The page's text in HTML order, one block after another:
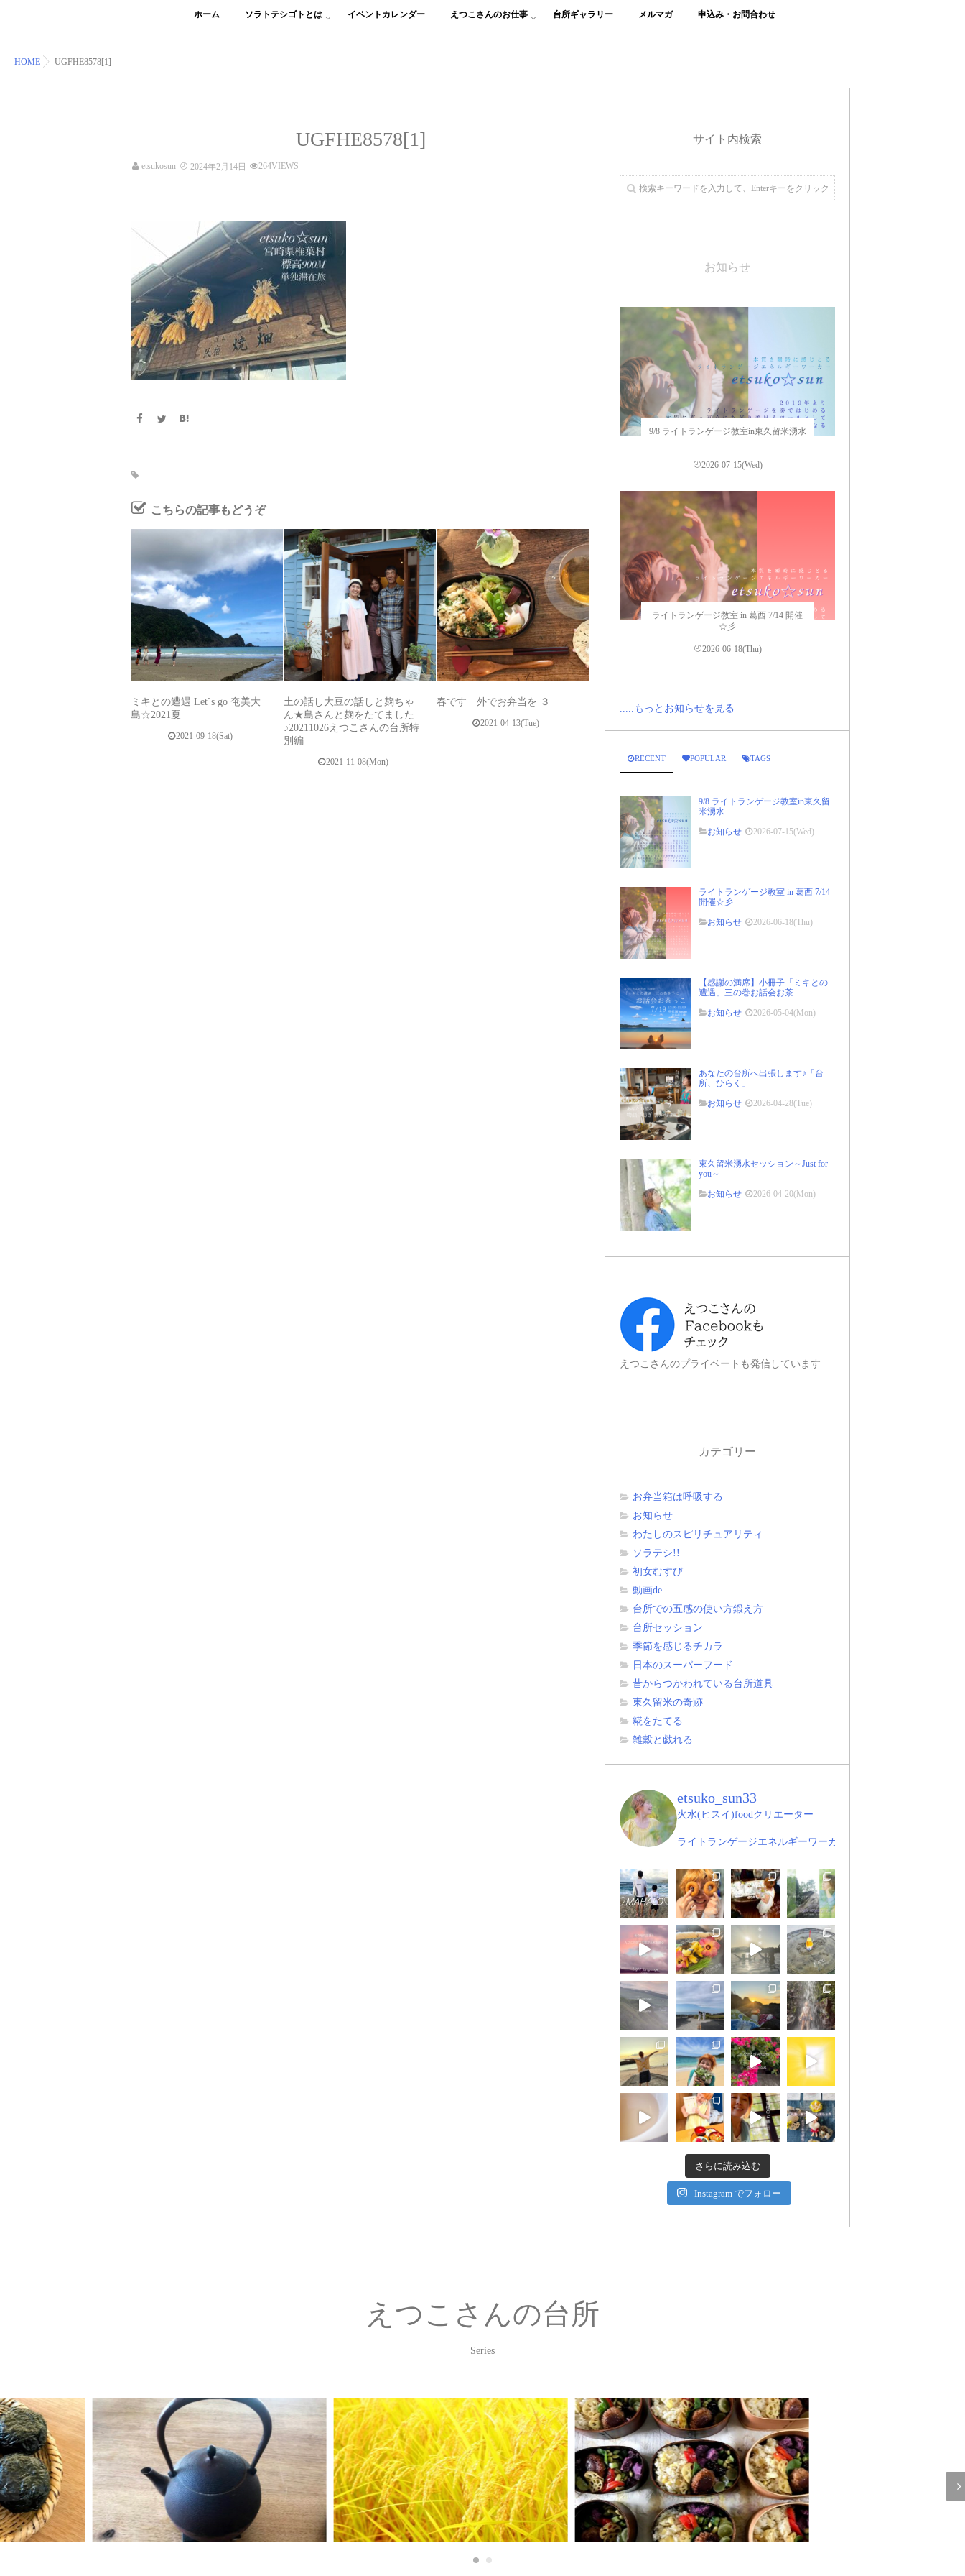
ホーム ソラトテシゴトとは イベントカレンダー えつこさんのお仕事 台所ギャラリー メルマガ 申込み・お問合わせ
HOME UGFHE8578[1]
UGFHE8578[1]
etsukosun 2024年2月14日 264VIEWS
こちらの記事もどうぞ
ミキとの遭遇 Let`s go 奄美大
島☆2021夏
2021-09-18(Sat)
土の話し大豆の話しと麹ちゃ
ん★島さんと麹をたてました
♪20211026えつこさんの台所特
別編
2021-11-08(Mon)
春です 外でお弁当を ３
2021-04-13(Tue)
サイト内検索
お知らせ
9/8 ライトランゲージ教室in東久留米湧水
2026-07-15(Wed)
ライトランゲージ教室 in 葛西 7/14 開催
☆彡
2026-06-18(Thu)
.....もっとお知らせを見る
RECENT POPULAR TAGS
9/8 ライトランゲージ教室in東久留
米湧水
お知らせ
2026-07-15(Wed)
ライトランゲージ教室 in 葛西 7/14
開催☆彡
お知らせ
2026-06-18(Thu)
【感謝の満席】小冊子「ミキとの
遭遇」三の巻お話会お茶...
お知らせ
2026-05-04(Mon)
あなたの台所へ出張します♪「台
所、ひらく」
お知らせ
2026-04-28(Tue)
東久留米湧水セッション～Just for
you～
お知らせ
2026-04-20(Mon)
えつこさんのプライベートも発信しています
カテゴリー
お弁当箱は呼吸する
お知らせ
わたしのスピリチュアリティ
ソラテシ!!
初女むすび
動画de
台所での五感の使い方鍛え方
台所セッション
季節を感じるチカラ
日本のスーパーフード
昔からつかわれている台所道具
東久留米の奇跡
糀をたてる
雑穀と戯れる
etsuko_sun33
火水(ヒスイ)foodクリエーター
ライトランゲージエネルギーワーカー
さらに読み込む
Instagram でフォロー
えつこさんの台所
Series